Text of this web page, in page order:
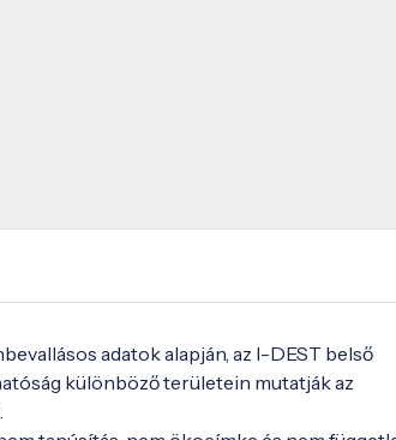
adatok alapján, az I-DEST belső
különböző területein mutatják az